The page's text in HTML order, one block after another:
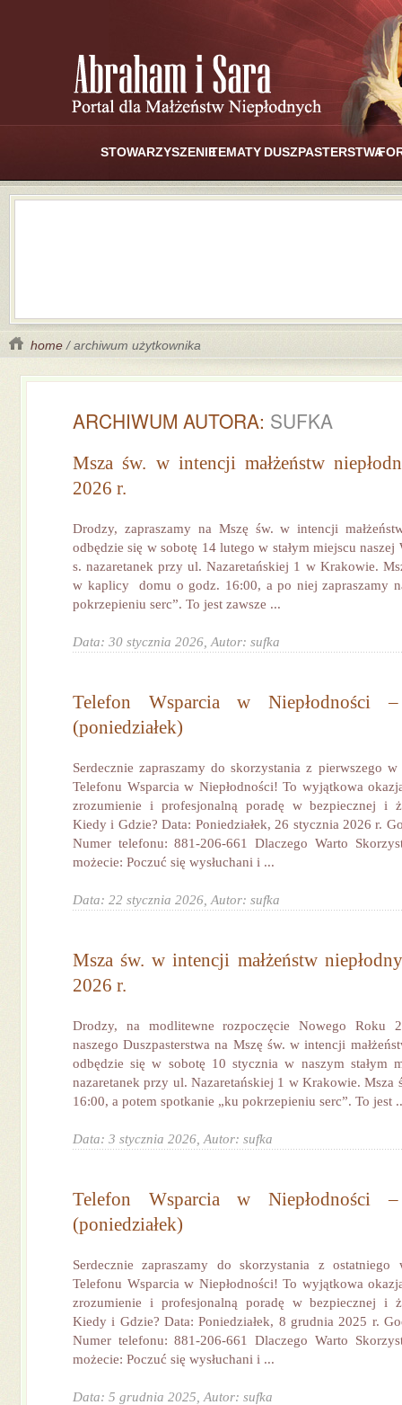
STOWARZYSZENIETEMATY DUSZPASTERSTWA
home / archiwum użytkownika
ARCHIWUM AUTORA: SUFKA
Msza św. w intencji małżeństw
2026 r.
Drodzy, zapraszamy na Mszę św. w intencji
odbędzie się w sobotę 14 lutego w stałym miejscu
s. nazaretanek przy ul. Nazaretańskiej 1 w Krakowie.
w kaplicy domu o godz. 16:00, a po niej zapraszamy
pokrzepieniu serc”. To jest zawsze ...
Data: 30 stycznia 2026, Autor: sufka
Telefon Wsparcia w Niepłodności
(poniedziałek)
Serdecznie zapraszamy do skorzystania z pierwszego
Telefonu Wsparcia w Niepłodności! To wyjątkowa
zrozumienie i profesjonalną poradę w bezpiecznej i
Kiedy i Gdzie? Data: Poniedziałek, 26 stycznia 2026 r.
Numer telefonu: 881-206-661 Dlaczego Warto
możecie: Poczuć się wysłuchani i ...
Data: 22 stycznia 2026, Autor: sufka
Msza św. w intencji małżeństw
2026 r.
Drodzy, na modlitewne rozpoczęcie Nowego Roku
naszego Duszpasterstwa na Mszę św. w intencji
odbędzie się w sobotę 10 stycznia w naszym stałym
nazaretanek przy ul. Nazaretańskiej 1 w Krakowie. Msza
16:00, a potem spotkanie „ku pokrzepieniu serc”. To jest
Data: 3 stycznia 2026, Autor: sufka
Telefon Wsparcia w Niepłodności
(poniedziałek)
Serdecznie zapraszamy do skorzystania z
Telefonu Wsparcia w Niepłodności! To wyjątkowa
zrozumienie i profesjonalną poradę w bezpiecznej i
Kiedy i Gdzie? Data: Poniedziałek, 8 grudnia 2025 r.
Numer telefonu: 881-206-661 Dlaczego Warto
możecie: Poczuć się wysłuchani i ...
Data: 5 grudnia 2025, Autor: sufka